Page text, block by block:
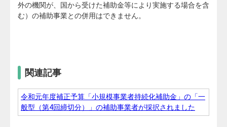
外の機関が、国から受けた補助金等により実施する場合を含
む）の補助事業との併用はできません。
関連記事
令和元年度補正予算「小規模事業者持続化補助金」の「一
般型（第4回締切分）」の補助事業者が採択されました